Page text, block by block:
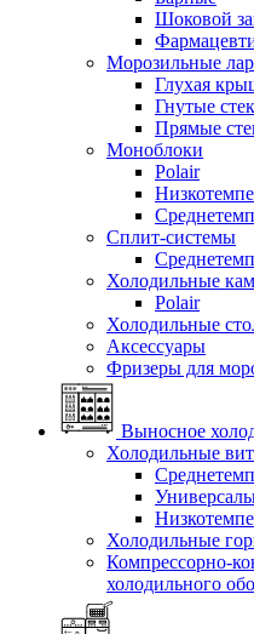
Шоковой
Морозильные
Глухая
Гнутые
Прямые
Моноблоки
Polair
Сплит-системы
Холодильные
Polair
Холодильные
Аксессуары
Фризеры для
Выносное
Холодильные
Холодильные
Компрессорно-
холодильного